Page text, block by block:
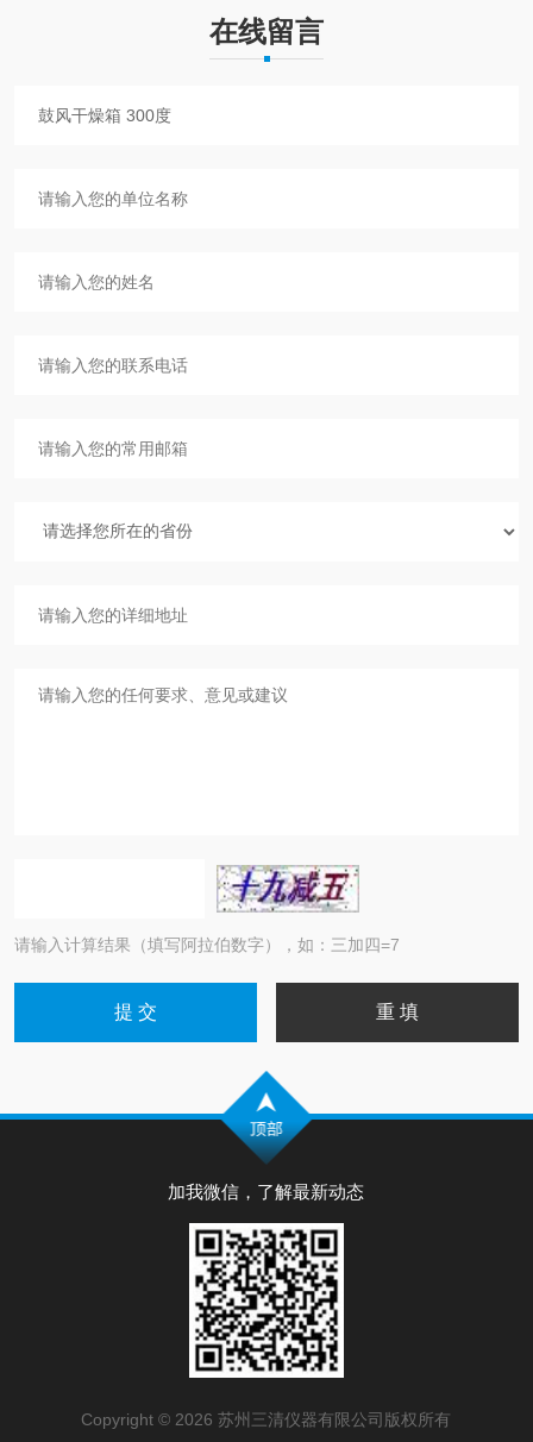
在线留言
请输入计算结果（填写阿拉伯数字），如：三加四=7
加我微信，了解最新动态
Copyright © 2026 苏州三清仪器有限公司版权所有